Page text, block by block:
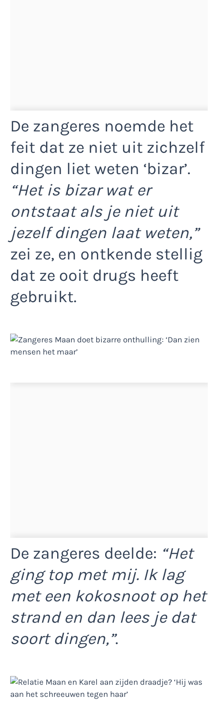
De zangeres noemde het
feit dat ze niet uit zichzelf
dingen liet weten ‘bizar’.
“Het is bizar wat er
ontstaat als je niet uit
jezelf dingen laat weten,”
zei ze, en ontkende stellig
dat ze ooit drugs heeft
gebruikt.
De zangeres deelde: “Het
ging top met mij. Ik lag
met een kokosnoot op het
strand en dan lees je dat
soort dingen,”.